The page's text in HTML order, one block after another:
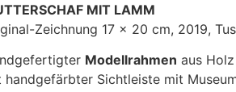
MIT LAMM
Zeichnung 17 x 20 cm, 2019,
Modellrahmen aus
handgefärbter Sichtleiste mit